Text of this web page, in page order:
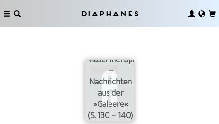
Diaphanes
Maschinensprache
–
Nachrichten
aus der
»Galeere«
(S. 130 – 140)